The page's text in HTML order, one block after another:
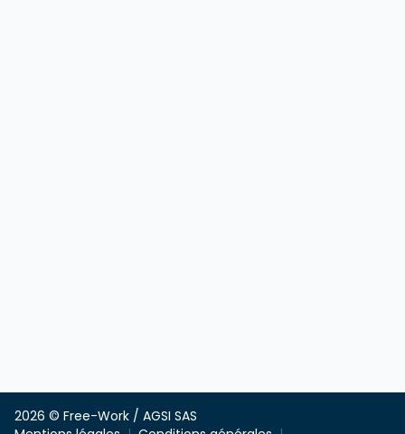
2026 © Free-Work / AGSI SAS